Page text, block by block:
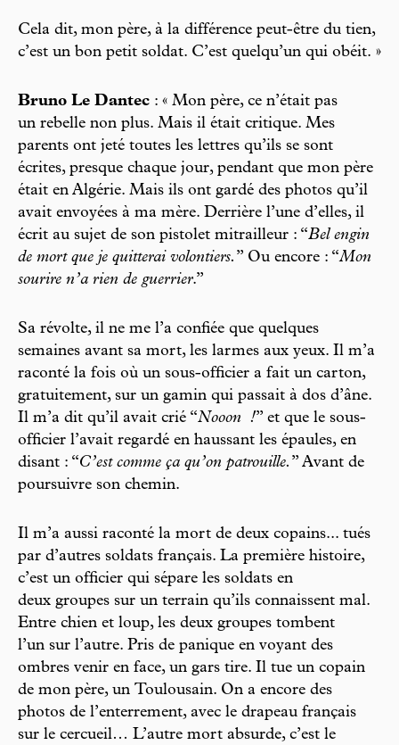
Cela dit, mon père, à la différence peut-être du tien,
c’est un bon petit soldat. C’est quelqu’un qui obéit. »
Bruno Le Dantec : « Mon père, ce n’était pas
un rebelle non plus. Mais il était critique. Mes
parents ont jeté toutes les lettres qu’ils se sont
écrites, presque chaque jour, pendant que mon père
était en Algérie. Mais ils ont gardé des photos qu’il
avait envoyées à ma mère. Derrière l’une d’elles, il
écrit au sujet de son pistolet mitrailleur : “Bel engin
de mort que je quitterai volontiers. ” Ou encore : “Mon
sourire n’a rien de guerrier.”
Sa révolte, il ne me l’a confiée que quelques
semaines avant sa mort, les larmes aux yeux. Il m’a
raconté la fois où un sous-officier a fait un carton,
gratuitement, sur un gamin qui passait à dos d’âne.
Il m’a dit qu’il avait crié “Nooon !” et que le sous-
officier l’avait regardé en haussant les épaules, en
disant : “C’est comme ça qu’on patrouille. ” Avant de
poursuivre son chemin.
Il m’a aussi raconté la mort de deux copains... tués
par d’autres soldats français. La première histoire,
c’est un officier qui sépare les soldats en
deux groupes sur un terrain qu’ils connaissent mal.
Entre chien et loup, les deux groupes tombent
l’un sur l’autre. Pris de panique en voyant des
ombres venir en face, un gars tire. Il tue un copain
de mon père, un Toulousain. On a encore des
photos de l’enterrement, avec le drapeau français
sur le cercueil… L’autre mort absurde, c’est le